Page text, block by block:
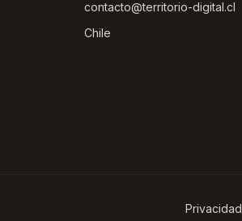
contacto@territorio-digital.cl
Chile
Privacidad